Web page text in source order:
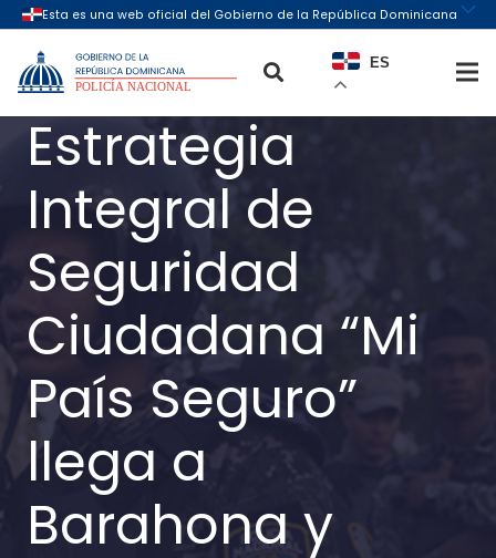
ES
Estrategia
Integral de
Seguridad
Ciudadana “Mi
País Seguro”
llega a
Barahona y